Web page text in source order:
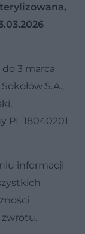
3 marca
S.A.,
18040201
informacji